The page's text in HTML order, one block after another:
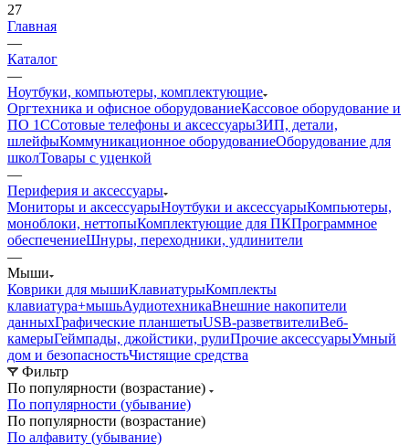
27
Главная
—
Каталог
—
Ноутбуки, компьютеры, комплектующие
Оргтехника и офисное оборудованиеКассовое оборудование и
ПО 1ССотовые телефоны и аксессуарыЗИП, детали,
шлейфыКоммуникационное оборудованиеОборудование для
школТовары с уценкой
—
Периферия и аксессуары
Мониторы и аксессуарыНоутбуки и аксессуарыКомпьютеры,
моноблоки, неттопыКомплектующие для ПКПрограммное
обеспечениеШнуры, переходники, удлинители
—
Мыши
Коврики для мышиКлавиатурыКомплекты
клавиатура+мышьАудиотехникаВнешние накопители
данныхГрафические планшетыUSB-разветвителиВеб-
камерыГеймпады, джойстики, рулиПрочие аксессуарыУмный
дом и безопасностьЧистящие средства
Фильтр
По популярности (возрастание)
По популярности (убывание)
По популярности (возрастание)
По алфавиту (убывание)